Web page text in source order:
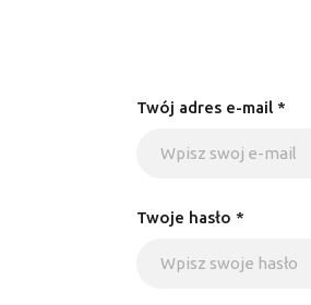
Twój adres e-mail *
Twoje hasło *